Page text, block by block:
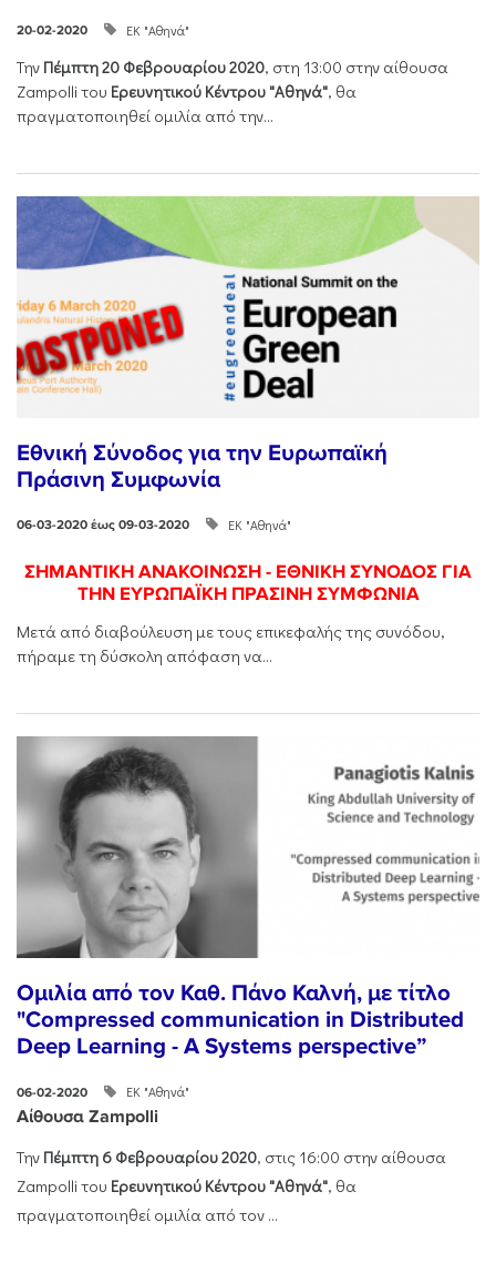
20-02-2020 ΕΚ "Αθηνά"
Την Πέμπτη 20 Φεβρουαρίου 2020, στη 13:00 στην αίθουσα
Zampolli του Ερευνητικού Κέντρου "Αθηνά", θα
πραγματοποιηθεί ομιλία από την...
Εθνική Σύνοδος για την Ευρωπαϊκή
Πράσινη Συμφωνία
06-03-2020 έως 09-03-2020 ΕΚ "Αθηνά"
ΣΗΜΑΝΤΙΚΗ ΑΝΑΚΟΙΝΩΣΗ - ΕΘΝΙΚΗ ΣΥΝΟΔΟΣ ΓΙΑ
ΤΗΝ ΕΥΡΩΠΑΪΚΗ ΠΡΑΣΙΝΗ ΣΥΜΦΩΝΙΑ
Μετά από διαβούλευση με τους επικεφαλής της συνόδου,
πήραμε τη δύσκολη απόφαση να...
Ομιλία από τον Καθ. Πάνο Καλνή, με τίτλο
"Compressed communication in Distributed
Deep Learning - A Systems perspective”
06-02-2020 ΕΚ "Αθηνά"
Αίθουσα Zampolli
Την Πέμπτη 6 Φεβρουαρίου 2020, στις 16:00 στην αίθουσα
Zampolli του Ερευνητικού Κέντρου "Αθηνά", θα
πραγματοποιηθεί ομιλία από τον ...